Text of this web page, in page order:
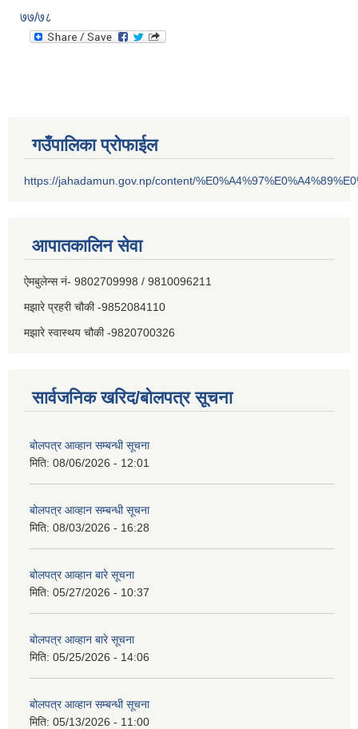
७७/७८
गउँपालिका प्रोफाईल
https://jahadamun.gov.np/content/
आपातकालिन सेवा
ऐमबुलेन्स नं- 9802709998 / 9810096211
मझारे प्रहरी चौकी -9852084110
मझारे स्वास्थय चौकी -9820700326
सार्वजनिक खरिद/बोलपत्र सूचना
बोलपत्र आव्हान सम्बन्धी सूचना
मिति: 08/06/2026 - 12:01
बोलपत्र आव्हान सम्बन्धी सूचना
मिति: 08/03/2026 - 16:28
बोलपत्र आव्हान बारे सूचना
मिति: 05/27/2026 - 10:37
बोलपत्र आव्हान बारे सूचना
मिति: 05/25/2026 - 14:06
बोलपत्र आव्हान सम्बन्धी सूचना
मिति: 05/13/2026 - 11:00